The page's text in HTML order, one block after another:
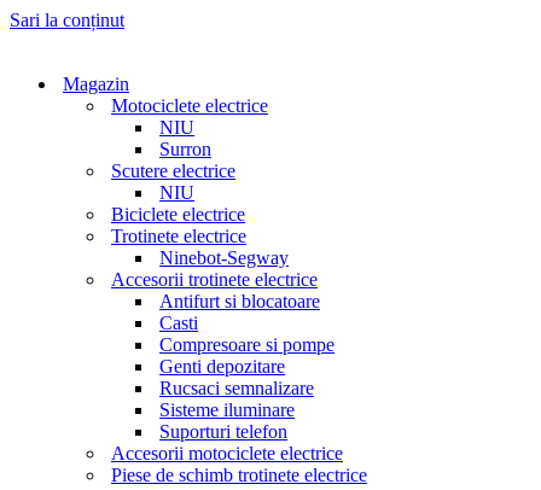
Sari la conținut
Magazin
Motociclete electrice
NIU
Surron
Scutere electrice
NIU
Biciclete electrice
Trotinete electrice
Ninebot-Segway
Accesorii trotinete electrice
Antifurt si blocatoare
Casti
Compresoare si pompe
Genti depozitare
Rucsaci semnalizare
Sisteme iluminare
Suporturi telefon
Accesorii motociclete electrice
Piese de schimb trotinete electrice